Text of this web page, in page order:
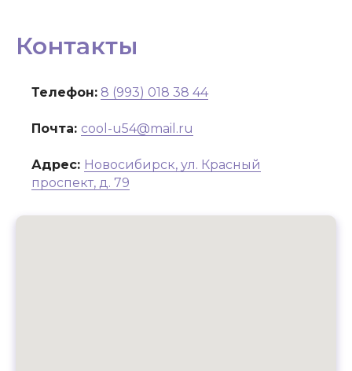
Контакты
Телефон: 8 (993) 018 38 44
Почта: cool-u54@mail.ru
Адрес: Новосибирск, ул. Красный
проспект, д. 79